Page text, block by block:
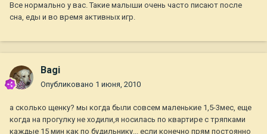
Все нормально у вас. Такие малыши очень часто писают после
сна, еды и во время активных игр.
Bagi
Опубликовано 1 июня, 2010
а сколько щенку? мы когда были совсем маленькие 1,5-3мес, еще
когда на прогулку не ходили,я носилась по квартире с тряпками
каждые 15 мин как по будильнику... если конечно прям постоянно